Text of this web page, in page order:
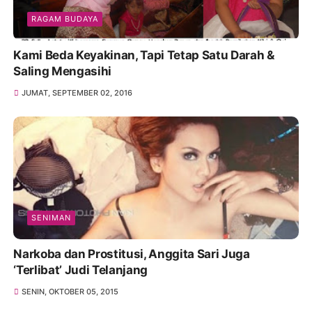
RAGAM BUDAYA
Kami Beda Keyakinan, Tapi Tetap Satu Darah &
Saling Mengasihi
JUMAT, SEPTEMBER 02, 2016
SENIMAN
Narkoba dan Prostitusi, Anggita Sari Juga
‘Terlibat’ Judi Telanjang
SENIN, OKTOBER 05, 2015